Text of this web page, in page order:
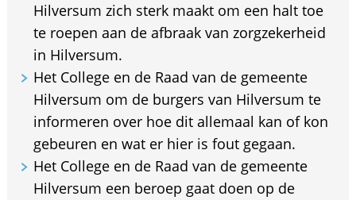
Hilversum zich sterk maakt om een halt toe
te roepen aan de afbraak van zorgzekerheid
in Hilversum.
Het College en de Raad van de gemeente
Hilversum om de burgers van Hilversum te
informeren over hoe dit allemaal kan of kon
gebeuren en wat er hier is fout gegaan.
Het College en de Raad van de gemeente
Hilversum een beroep gaat doen op de